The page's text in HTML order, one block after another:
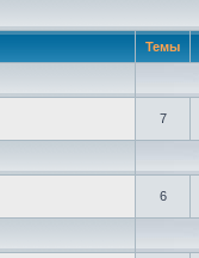
Темы
7
6